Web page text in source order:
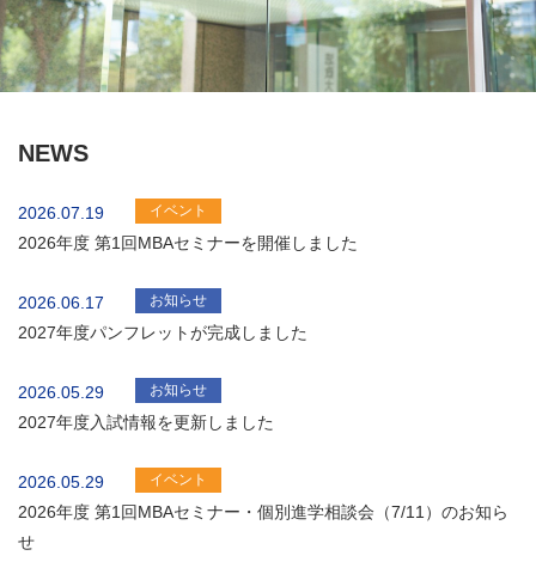
NEWS
2026.07.19 イベント
2026年度 第1回MBAセミナーを開催しました
2026.06.17 お知らせ
2027年度パンフレットが完成しました
2026.05.29 お知らせ
2027年度入試情報を更新しました
2026.05.29 イベント
2026年度 第1回MBAセミナー・個別進学相談会（7/11）のお知ら
せ